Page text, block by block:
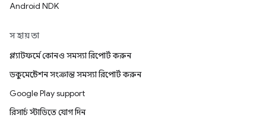
Android NDK
সহায়তা
প্ল্যাটফর্মে কোনও সমস্যা রিপোর্ট করুন
ডকুমেন্টেশন সংক্রান্ত সমস্যা রিপোর্ট করুন
Google Play support
রিসার্চ স্টাডিতে যোগ দিন